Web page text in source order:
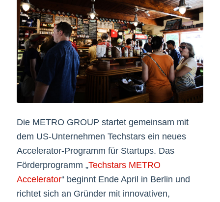
Die METRO GROUP startet gemeinsam mit
dem US-Unternehmen Techstars ein neues
Accelerator-Programm für Startups. Das
Förderprogramm „Techstars METRO
Accelerator“ beginnt Ende April in Berlin und
richtet sich an Gründer mit innovativen,